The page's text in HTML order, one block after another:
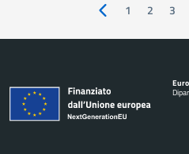
Pagina precedente
1 2 3
Euro